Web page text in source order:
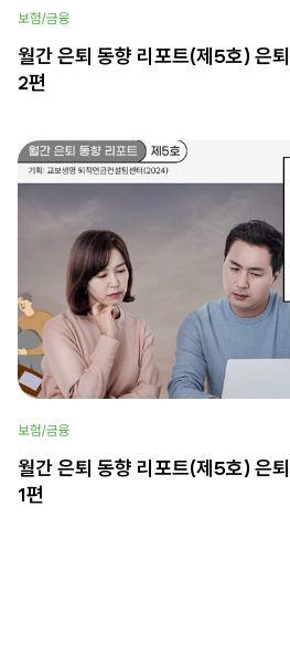
보험/금융
월간 은퇴 동향 리포트(제5호) 은
2편
보험/금융
월간 은퇴 동향 리포트(제5호) 은
1편